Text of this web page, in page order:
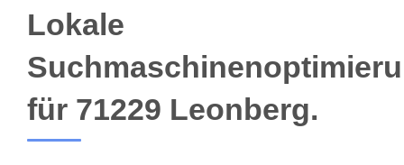
Lokale
für 71229 Leonberg.